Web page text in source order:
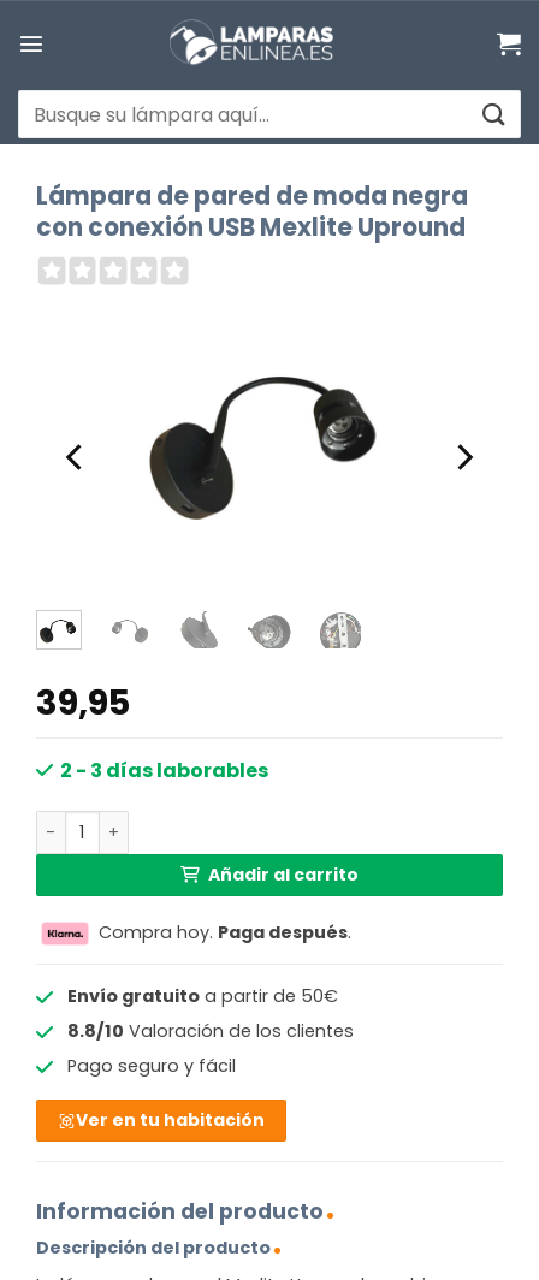
Buscar
por:
Lámpara de pared de moda negra
con conexión USB Mexlite Upround
39,95
2 - 3 días laborables
Lámpara de pared de moda negra con conexión USB
Añadir al carrito
Compra hoy. Paga después.
Envío gratuitoa partir de 50€
8.8/10 Valoración de los clientes
Pago seguro y fácil
Ver en tu habitación
Información del producto
Descripción del producto